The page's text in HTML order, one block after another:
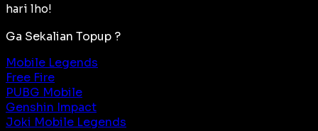
hari lho!
Ga Sekalian Topup ?
Mobile Legends
Free Fire
PUBG Mobile
Genshin Impact
Joki Mobile Legends